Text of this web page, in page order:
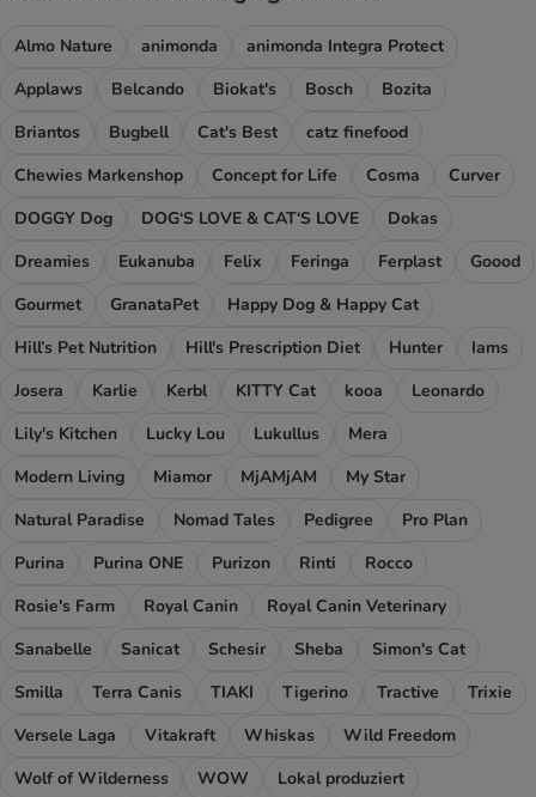
Almo Nature animonda
animonda Integra Protect
Applaws
Belcando Biokat's Bosch
Bozita
Briantos
Bugbell Cat's Best
catz finefood
Chewies Markenshop
Concept for Life Cosma
Curver
DOGGY Dog
DOG‘S LOVE & CAT‘S LOVE
Dokas
Dreamies
Eukanuba Felix Feringa Ferplast
Goood
Gourmet
GranataPet
Happy Dog & Happy Cat
Hill’s Pet Nutrition
Hill's Prescription Diet Hunter
Iams
Josera
Karlie Kerbl KITTY Cat kooa
Leonardo
Lily's Kitchen
Lucky Lou Lukullus
Mera
Modern Living
Miamor MjAMjAM
My Star
Natural Paradise
Nomad Tales Pedigree
Pro Plan
Purina
Purina ONE Purizon Rinti
Rocco
Rosie's Farm
Royal Canin
Royal Canin Veterinary
Sanabelle
Sanicat Schesir Sheba
Simon's Cat
Smilla
Terra Canis TIAKI Tigerino Tractive
Trixie
Versele Laga
Vitakraft Whiskas
Wild Freedom
Wolf of Wilderness
WOW
Lokal produziert